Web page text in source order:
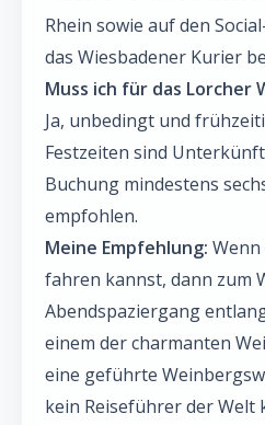
Rhein sowie auf den
das Wiesbadener Kurier
Muss ich für das
Ja, unbedingt und
Festzeiten sind
Buchung mindestens
empfohlen.
Meine Empfehlung:
fahren kannst, dann zum
Abendspaziergang
einem der charmanten
eine geführte
kein Reiseführer der Welt